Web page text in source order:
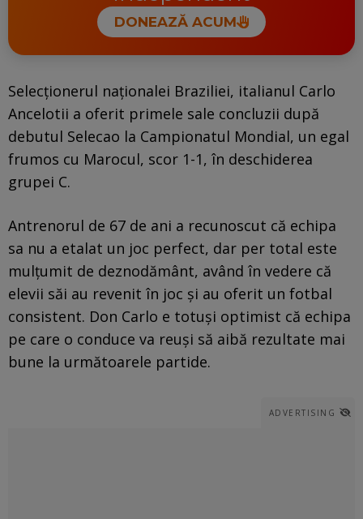
DONEAZĂ ACUM
Selecționerul naționalei Braziliei, italianul Carlo
Ancelotii a oferit primele sale concluzii după
debutul Selecao la Campionatul Mondial, un egal
frumos cu Marocul, scor 1-1, în deschiderea
grupei C.
Antrenorul de 67 de ani a recunoscut că echipa
sa nu a etalat un joc perfect, dar per total este
mulțumit de deznodământ, având în vedere că
elevii săi au revenit în joc și au oferit un fotbal
consistent. Don Carlo e totuși optimist că echipa
pe care o conduce va reuși să aibă rezultate mai
bune la următoarele partide.
ADVERTISING